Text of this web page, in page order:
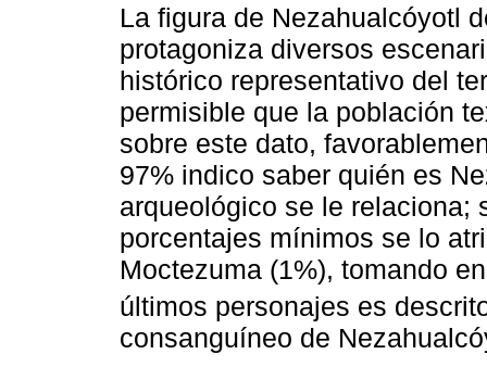
La figura de Nezahualcóyotl
protagoniza diversos
histórico representativo del
permisible que la población
sobre este dato,
97% indico saber quién es
arqueológico se le relaciona;
porcentajes mínimos se lo
Moctezuma (1%), tomando
últimos personajes es
consanguíneo de